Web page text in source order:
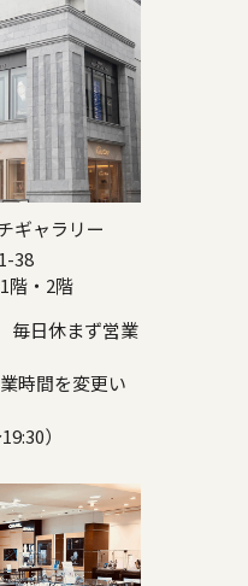
ギャラリー
38
階・2階
毎日休まず営業
時間を変更い
）